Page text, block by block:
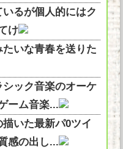
るが個人的にはク
け
いな青春を送りた
シック音楽のオーケ
ーム音楽...
描いた最新パ0ツイ
感の出し...